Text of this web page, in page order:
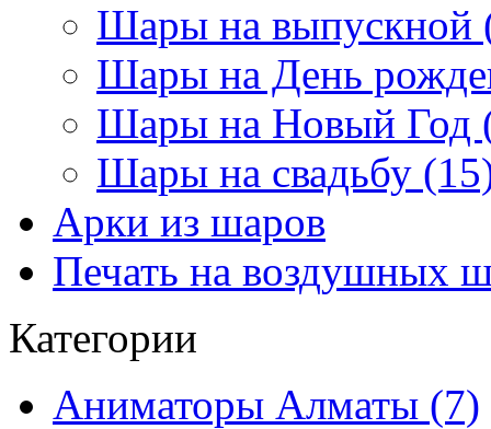
Шары на выпускной
Шары на День
Шары на Новый Год
Шары на свадьбу
Арки из шаров
Печать на воздушных
Категории
Аниматоры Алматы (7)